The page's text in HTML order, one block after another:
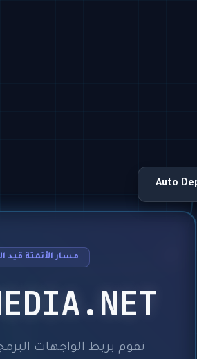
مسار الأتمتة قيد
نقوم بربط الواجهات
Auto